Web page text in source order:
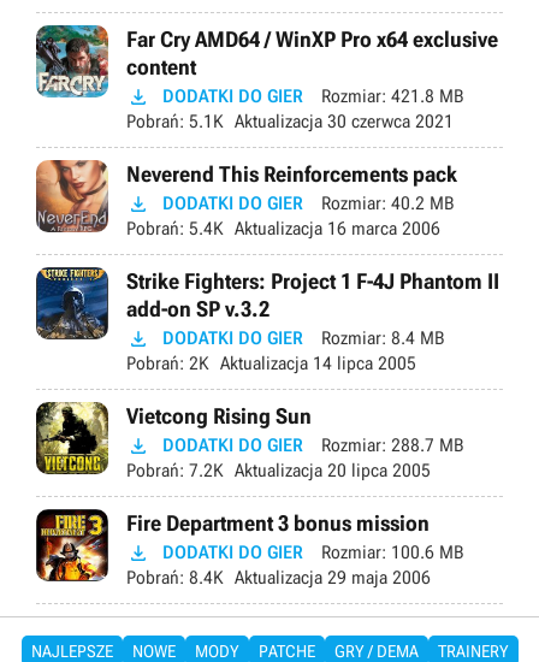
Far Cry AMD64 / WinXP Pro x64 exclusive
content
 DODATKI DO GIER Rozmiar: 421.8 MB
Pobrań: 5.1K Aktualizacja 30 czerwca 2021
Neverend This Reinforcements pack
 DODATKI DO GIER Rozmiar: 40.2 MB
Pobrań: 5.4K Aktualizacja 16 marca 2006
Strike Fighters: Project 1 F-4J Phantom II
add-on SP v.3.2
 DODATKI DO GIER Rozmiar: 8.4 MB
Pobrań: 2K Aktualizacja 14 lipca 2005
Vietcong Rising Sun
 DODATKI DO GIER Rozmiar: 288.7 MB
Pobrań: 7.2K Aktualizacja 20 lipca 2005
Fire Department 3 bonus mission
 DODATKI DO GIER Rozmiar: 100.6 MB
Pobrań: 8.4K Aktualizacja 29 maja 2006
NAJLEPSZE NOWE MODY PATCHE GRY / DEMA
TRAINERY